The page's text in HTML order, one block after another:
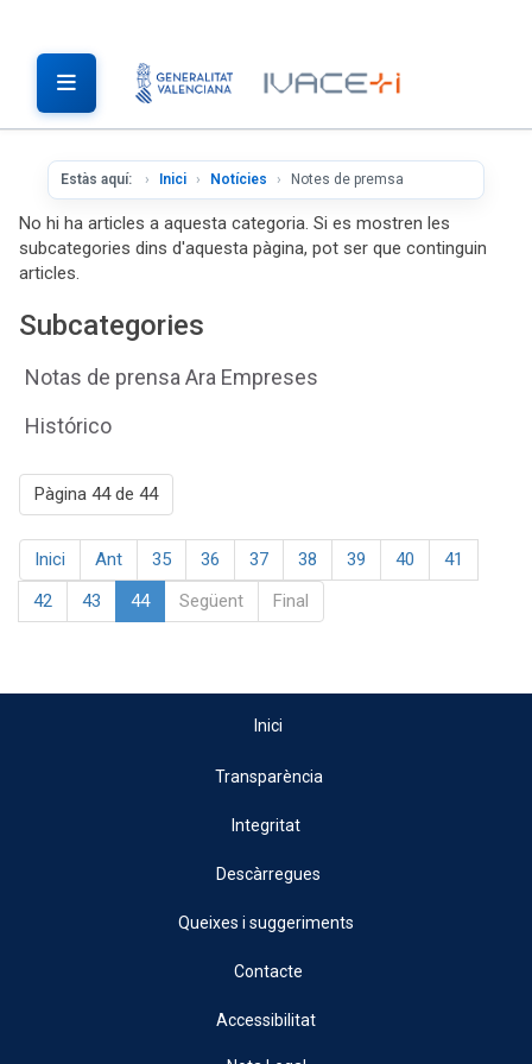
Estàs aquí: Inici Notícies Notes de premsa
No hi ha articles a aquesta categoria. Si es mostren les
subcategories dins d'aquesta pàgina, pot ser que continguin
articles.
Subcategories
Notas de prensa Ara Empreses
Histórico
Pàgina 44 de 44
Inici Ant 35 36 37 38 39 40
41
42
43 44 Següent Final
Inici
Transparència
Integritat
Descàrregues
Queixes i suggeriments
Contacte
Accessibilitat